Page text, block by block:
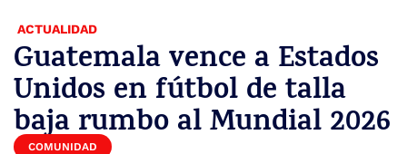
ACTUALIDAD
Guatemala vence a Estados
Unidos en fútbol de talla
baja rumbo al Mundial 2026
COMUNIDAD